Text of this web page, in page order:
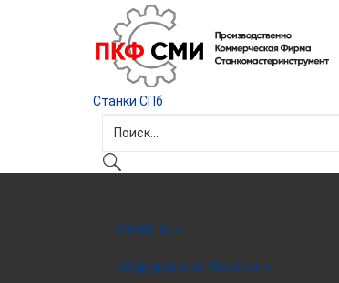
Станки СПб
MetalTec
Оборудование Woodtec